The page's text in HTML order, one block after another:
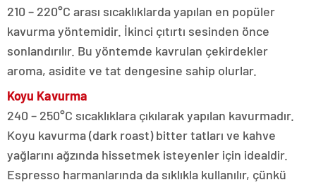
210 – 220°C arası sıcaklıklarda yapılan en popüler
kavurma yöntemidir. İkinci çıtırtı sesinden önce
sonlandırılır. Bu yöntemde kavrulan çekirdekler
aroma, asidite ve tat dengesine sahip olurlar.
Koyu Kavurma
240 – 250°C sıcaklıklara çıkılarak yapılan kavurmadır.
Koyu kavurma (dark roast) bitter tatları ve kahve
yağlarını ağzında hissetmek isteyenler için idealdir.
Espresso harmanlarında da sıklıkla kullanılır, çünkü